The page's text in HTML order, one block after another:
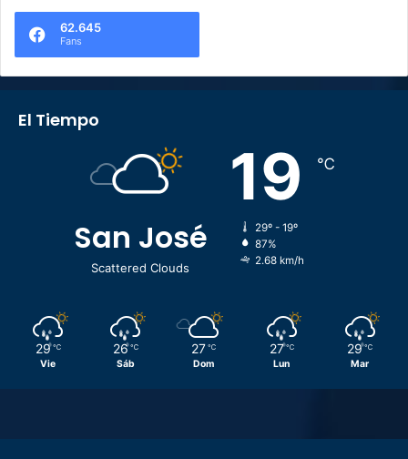
62.645
Fans
El Tiempo
San José
Scattered Clouds
19 ℃
29º - 19º
87%
2.68 km/h
29 ℃
Vie
26 ℃
Sáb
27 ℃
Dom
27 ℃
Lun
29 ℃
Mar